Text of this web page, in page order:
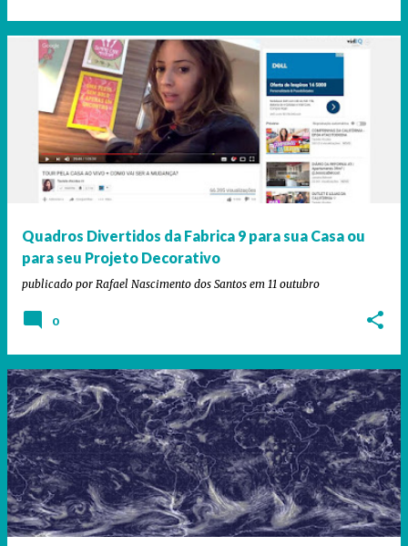
Quadros Divertidos da Fabrica 9 para sua Casa ou
para seu Projeto Decorativo
publicado por Rafael Nascimento dos Santos em 11 outubro
0